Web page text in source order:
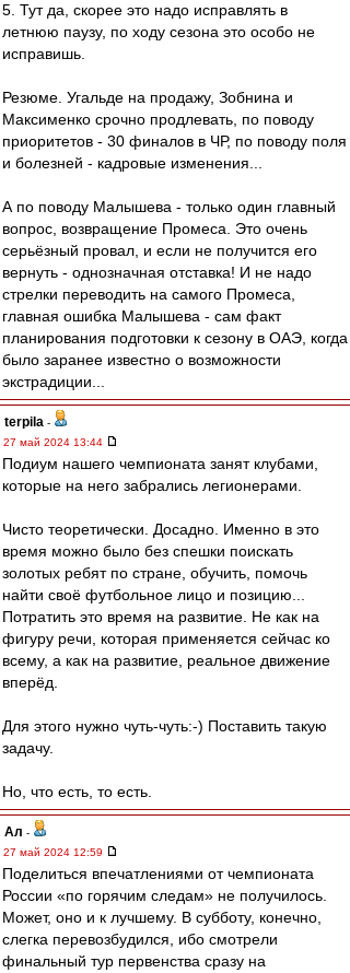
5. Тут да, скорее это надо исправлять в
летнюю паузу, по ходу сезона это особо не
исправишь.
Резюме. Угальде на продажу, Зобнина и
Максименко срочно продлевать, по поводу
приоритетов - 30 финалов в ЧР, по поводу поля
и болезней - кадровые изменения...
А по поводу Малышева - только один главный
вопрос, возвращение Промеса. Это очень
серьёзный провал, и если не получится его
вернуть - однозначная отставка! И не надо
стрелки переводить на самого Промеса,
главная ошибка Малышева - сам факт
планирования подготовки к сезону в ОАЭ, когда
было заранее известно о возможности
экстрадиции...
terpila -
27 май 2024 13:44
Подиум нашего чемпионата занят клубами,
которые на него забрались легионерами.
Чисто теоретически. Досадно. Именно в это
время можно было без спешки поискать
золотых ребят по стране, обучить, помочь
найти своё футбольное лицо и позицию...
Потратить это время на развитие. Не как на
фигуру речи, которая применяется сейчас ко
всему, а как на развитие, реальное движение
вперёд.
Для этого нужно чуть-чуть:-) Поставить такую
задачу.
Но, что есть, то есть.
Ал -
27 май 2024 12:59
Поделиться впечатлениями от чемпионата
России «по горячим следам» не получилось.
Может, оно и к лучшему. В субботу, конечно,
слегка перевозбудился, ибо смотрели
финальный тур первенства сразу на